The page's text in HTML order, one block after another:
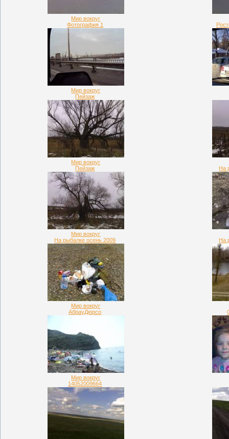
Мир вокруг
Фотография 1
Мир вокруг
Пейзаж
Мир вокруг
Пейзаж
Мир вокруг
На
На рыбалке осень 2009
Мир вокруг
На
АбрауДюрсо
Мир вокруг
14052009664